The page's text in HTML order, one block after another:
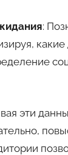
:
эти